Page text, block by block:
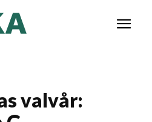
valvår: